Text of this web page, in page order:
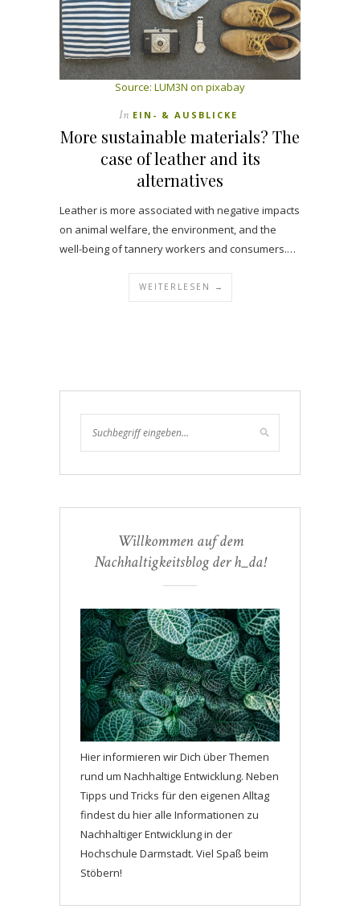
Source: LUM3N on pixabay
In EIN- & AUSBLICKE
More sustainable materials? The
case of leather and its
alternatives
Leather is more associated with negative impacts
on animal welfare, the environment, and the
well-being of tannery workers and consumers.…
WEITERLESEN →
Willkommen auf dem
Nachhaltigkeitsblog der h_da!
Hier informieren wir Dich über Themen
rund um Nachhaltige Entwicklung. Neben
Tipps und Tricks für den eigenen Alltag
findest du hier alle Informationen zu
Nachhaltiger Entwicklung in der
Hochschule Darmstadt. Viel Spaß beim
Stöbern!